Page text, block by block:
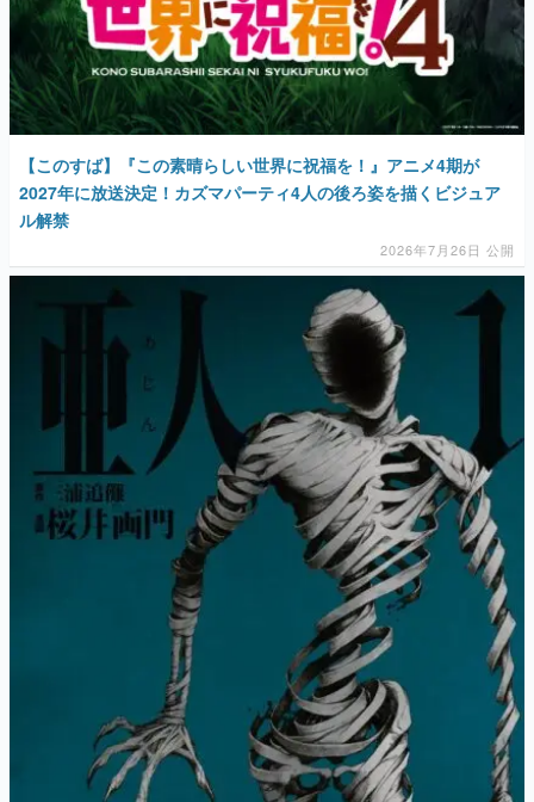
【このすば】『この素晴らしい世界に祝福を！』アニメ4期が
2027年に放送決定！カズマパーティ4人の後ろ姿を描くビジュア
ル解禁
2026年7月26日 公開